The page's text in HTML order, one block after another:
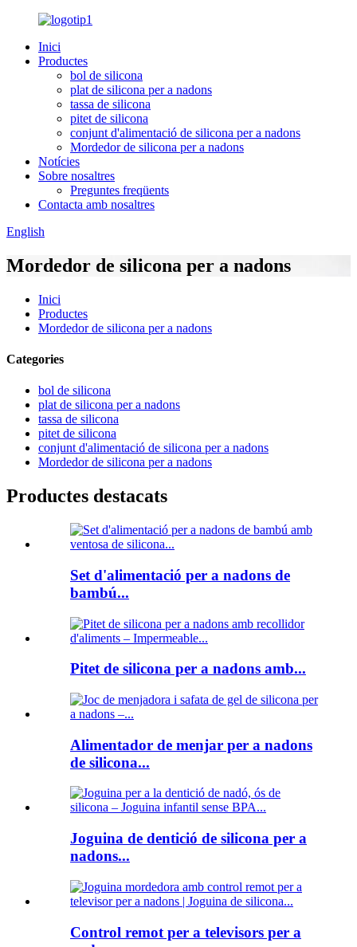
Inici
Productes
bol de silicona
plat de silicona per a nadons
tassa de silicona
pitet de silicona
conjunt d'alimentació de silicona per a nadons
Mordedor de silicona per a nadons
Notícies
Sobre nosaltres
Preguntes freqüents
Contacta amb nosaltres
English
Mordedor de silicona per a nadons
Inici
Productes
Mordedor de silicona per a nadons
Categories
bol de silicona
plat de silicona per a nadons
tassa de silicona
pitet de silicona
conjunt d'alimentació de silicona per a nadons
Mordedor de silicona per a nadons
Productes destacats
Set d'alimentació per a nadons de
bambú...
Pitet de silicona per a nadons amb...
Alimentador de menjar per a nadons
de silicona...
Joguina de dentició de silicona per a
nadons...
Control remot per a televisors per a